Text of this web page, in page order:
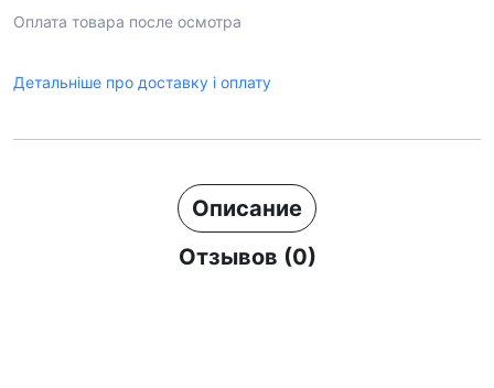
Оплата товара после осмотра
Детальніше про доставку і оплату
Описание
Отзывов (0)